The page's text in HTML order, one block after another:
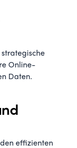
strategische
Online-
Daten.
effizienten